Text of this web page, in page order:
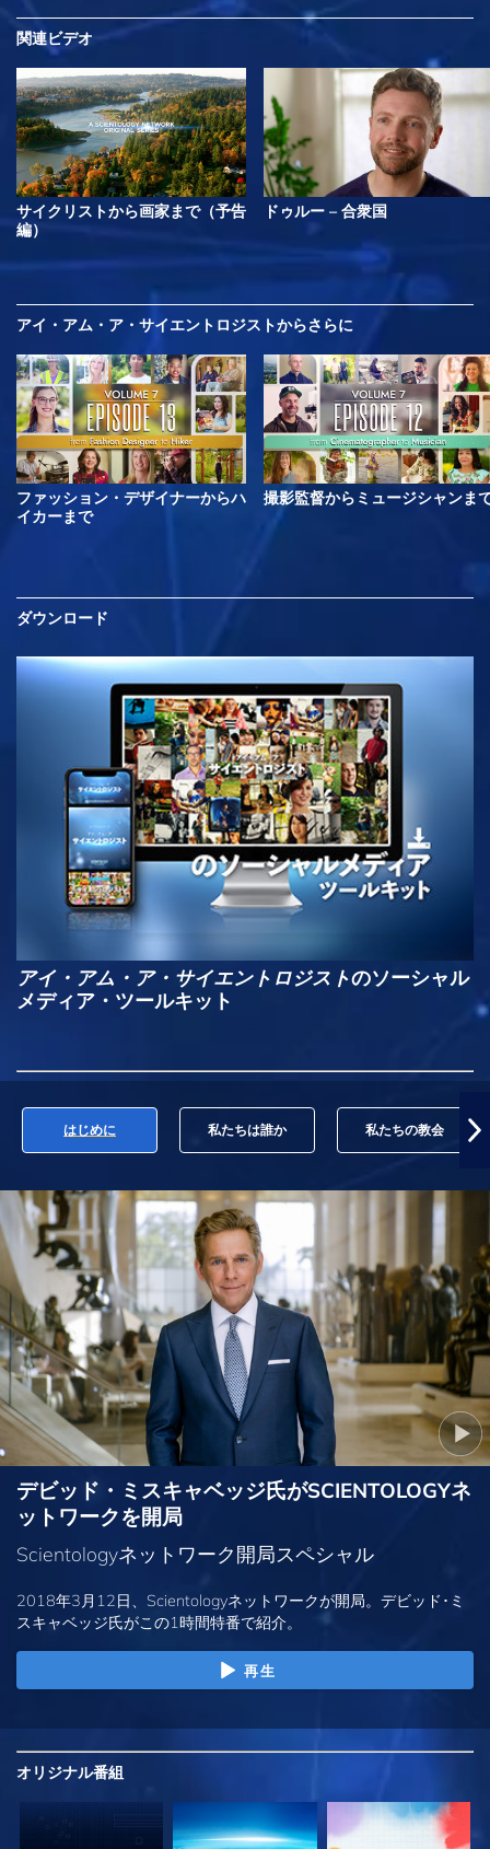
関連ビデオ
サイクリストから画家まで（予告
編）
ドゥルー – 合衆国
アイ・アム・ア・サイエントロジストからさらに
ファッション・デザイナーからハ
イカーまで
撮影監督からミュージシャンま
ダウンロード
アイ・アム・ア・サイエントロジストのソーシャル
メディア・ツールキット
はじめに 私たちは誰か 私たちの教会
デビッド・ミスキャベッジ氏がSCIENTOLOGYネ
ットワークを開局
Scientologyネットワーク開局スペシャル
2018年3月12日、Scientologyネットワークが開局。デビッド･ミ
スキャベッジ氏がこの1時間特番で紹介。
再生
オリジナル番組